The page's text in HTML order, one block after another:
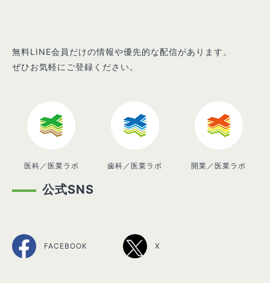
無料LINE会員だけの情報や優先的な配信があります。
ぜひお気軽にご登録ください。
医科／医業ラボ 歯科／医業ラボ 開業／医業ラボ
公式SNS
FACEBOOK X